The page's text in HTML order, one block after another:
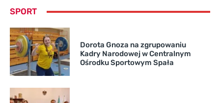
SPORT
Dorota Gnoza na zgrupowaniu
Kadry Narodowej w Centralnym
Ośrodku Sportowym Spała